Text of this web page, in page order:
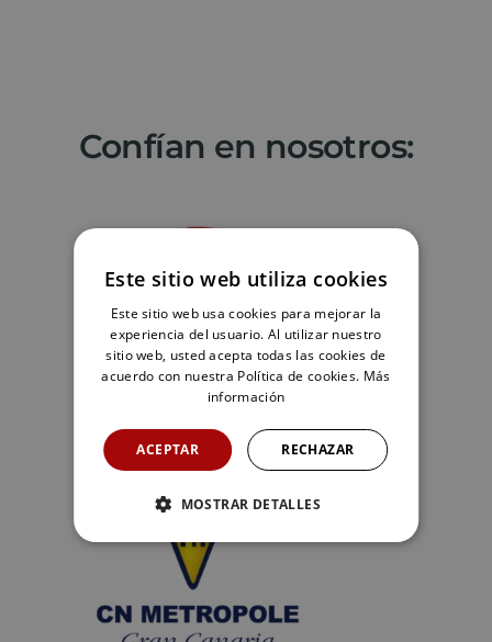
Confían en nosotros:
Este sitio web utiliza cookies
Este sitio web usa cookies para mejorar la
experiencia del usuario. Al utilizar nuestro
sitio web, usted acepta todas las cookies de
acuerdo con nuestra Política de cookies. Más
información
ACEPTAR RECHAZAR
MOSTRAR DETALLES